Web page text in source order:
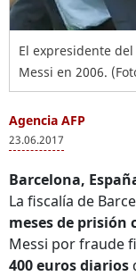
El expresidente del
Messi en 2006.
Agencia AFP
23.06.2017
Barcelona,
La fiscalía de
meses de
Messi por fraude
400 euros diarios